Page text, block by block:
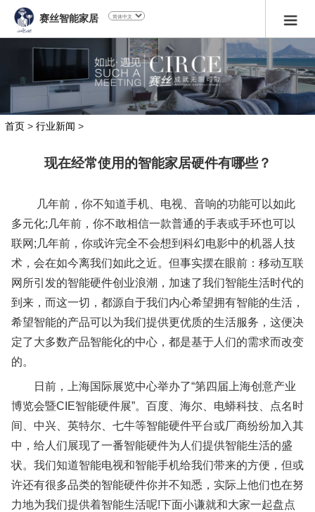
赛丝智能家居
首页 > 行业新闻 >
现在经常使用的智能家居硬件有哪些？
几年前，你不知道手机、电视、音响的功能可以如此
多元化;几年前，你不敢相信一款普通的手表或手环也可以
联网;几年前，你或许完全不会想到科幻电影中的机器人技
术，会在如今离我们如此之近。但事实摆在眼前：移动互联
网所引发的智能硬件创业浪潮，加速了我们智能生活时代的
到来，而这一切，都源自于我们内心希望拥有智能的生活，
希望智能的产品可以为我们提供更优质的生活服务，这便决
定了大多数产品智能化的中心，都是基于人们的需求而改变
的。
日前，上海国际展览中心举办了“第四届上海创意产业
博览会暨CIE智能硬件展”。百度、海尔、电蟒科技、点名时
间、中兴、英特尔、七牛等智能硬件平台或厂商纷纷加入其
中，给人们展现了一番智能硬件为人们提供智能生活的盛
状。我们知道智能电视和智能手机给我们带来的方便，但或
许还有很多品类的智能硬件你并不知悉，实际上他们也在努
力地为我们提供着智能生活呢!下面小谦就和大家一起盘点